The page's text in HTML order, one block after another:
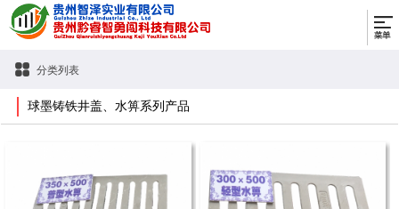
分类列表
球墨铸铁井盖、水箅系列产品